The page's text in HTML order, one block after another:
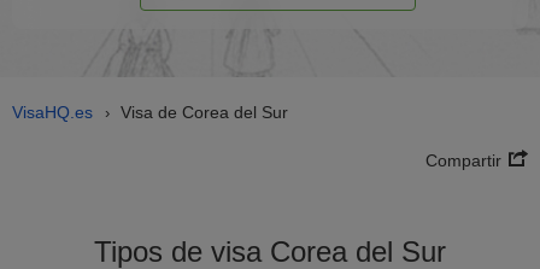
VisaHQ.es › Visa de Corea del Sur
Compartir
Tipos de visa Corea del Sur